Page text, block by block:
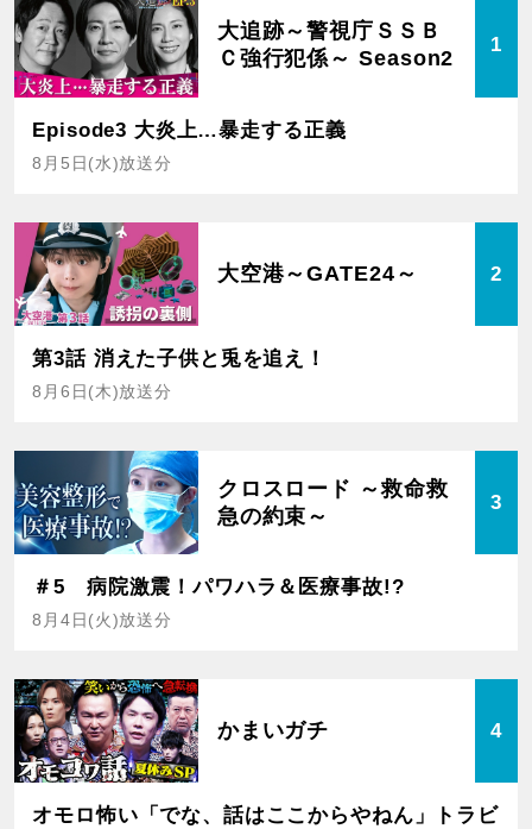
大追跡～警視庁ＳＳＢ
Ｃ強行犯係～ Season2
1
Episode3 大炎上…暴走する正義
8月5日(水)放送分
大空港～GATE24～ 2
第3話 消えた子供と兎を追え！
8月6日(木)放送分
クロスロード ～救命救
急の約束～
3
＃5 病院激震！パワハラ＆医療事故!?
8月4日(火)放送分
かまいガチ 4
オモロ怖い「でな、話はここからやねん」トラビ